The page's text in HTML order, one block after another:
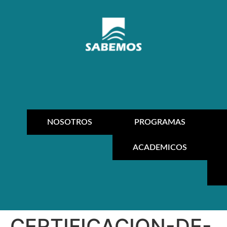
NOSOTROS PROGRAMAS
ACADEMICOS